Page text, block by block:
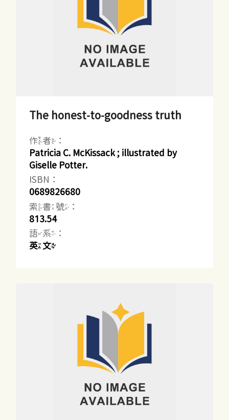
The honest-to-goodness truth
作者：
Patricia C. McKissack ; illustrated by
Giselle Potter.
ISBN：
0689826680
索書號：
813.54
語系：
英文